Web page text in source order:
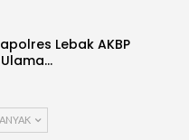
Lebak AKBP